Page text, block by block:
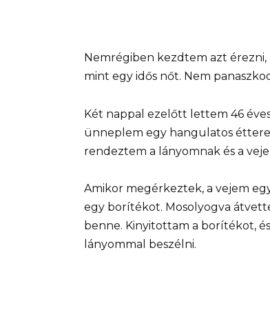
Nemrégiben kezdtem azt
mint egy idős nőt. Nem
Két nappal ezelőtt lettem 46
ünneplem egy hangulatos
rendeztem a lányomnak és a
Amikor megérkeztek, a vejem
egy borítékot. Mosolyogva
benne. Kinyitottam a borítékot,
lányommal beszélni.